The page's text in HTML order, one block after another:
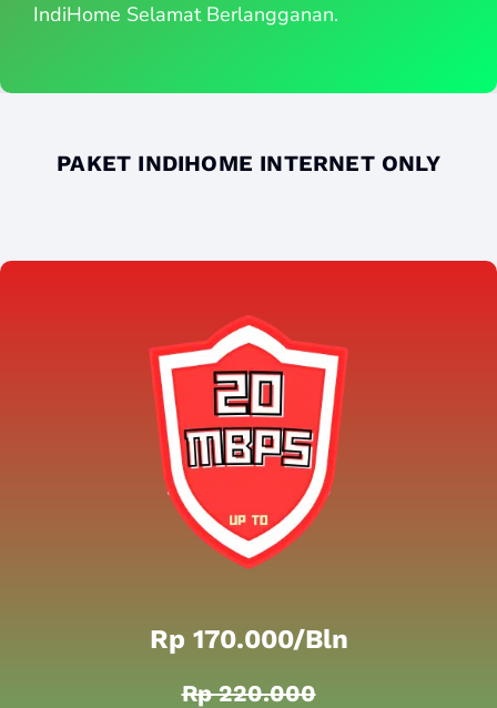
IndiHome Selamat Berlangganan.
PAKET INDIHOME INTERNET ONLY
Rp 170.000/bln
Rp 220.000